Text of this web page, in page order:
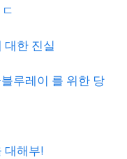
대한 진실
루레이 를 위한 당
대해부!